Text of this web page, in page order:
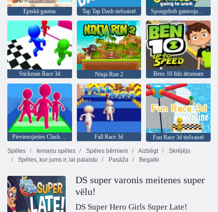
Episkā gauma Tap Tap Dash tiešsaistē Spongebob gatavojas strādāt
Stickman Race 3d Ninja Run 2 Bens 10 līdz ātrumam
Fall Race 3d
Fun Race 3d tiešsaistē
Spēles
Iemaņu spēles Spēles bērniem Aizbēgt
Skrējējs
Spēles, kur jums ir, lai palaistu
Pasāža Begalki
DS super varonis meitenes super
vēlu!
DS Super Hero Girls Super Late!